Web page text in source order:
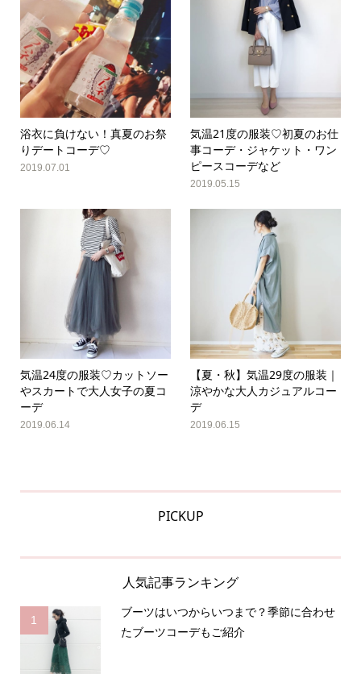
浴衣に負けない！真夏のお祭
りデートコーデ♡
2019.07.01
気温21度の服装♡初夏のお仕
事コーデ・ジャケット・ワン
ピースコーデなど
2019.05.15
気温24度の服装♡カットソー
やスカートで大人女子の夏コ
ーデ
2019.06.14
【夏・秋】気温29度の服装｜
涼やかな大人カジュアルコー
デ
2019.06.15
PICKUP
人気記事ランキング
1
ブーツはいつからいつまで？季節に合わせ
たブーツコーデもご紹介